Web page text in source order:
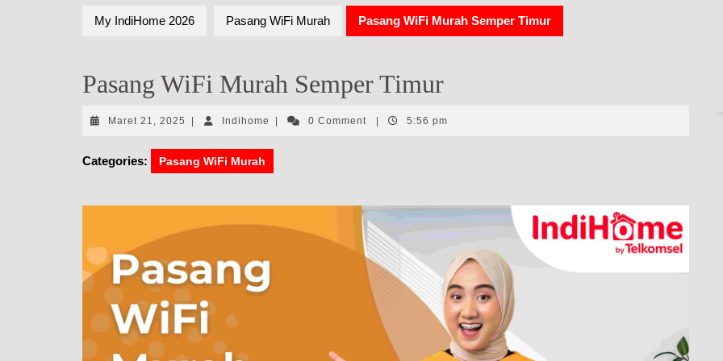
My IndiHome 2026 Pasang WiFi Murah Pasang WiFi Murah Semper Timur
Pasang WiFi Murah Semper Timur
Maret 21, 2025 Maret
2025
Indihome Indihome0 Comment 5:56 pm
Categories: Pasang WiFi Murah